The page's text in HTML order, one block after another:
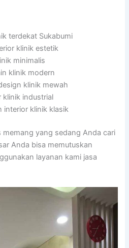
terdekat Sukabumi
klinik estetik
minimalis
klinik modern
klinik mewah
klinik industrial
interior klinik klasik
memang yang sedang Anda cari
Anda bisa memutuskan
layanan kami jasa